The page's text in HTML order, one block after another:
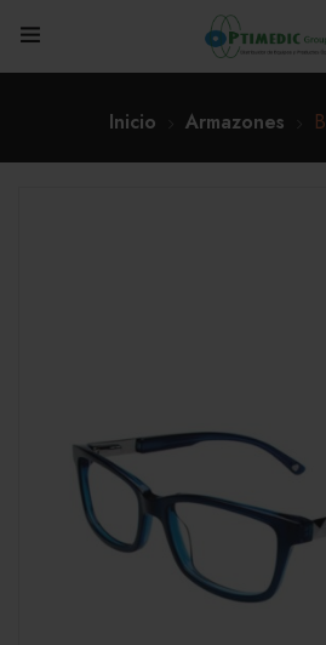
Inicio Armazones